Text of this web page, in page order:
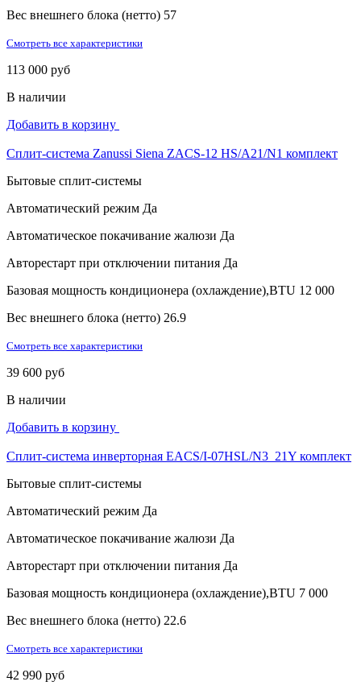
Вес внешнего блока (нетто) 57
Смотреть все характеристики
113 000 руб
В наличии
Добавить в корзину
Сплит-система Zanussi Siena ZACS-12 HS/A21/N1 комплект
Бытовые сплит-системы
Автоматический режим Да
Автоматическое покачивание жалюзи Да
Авторестарт при отключении питания Да
Базовая мощность кондиционера (охлаждение),BTU 12 000
Вес внешнего блока (нетто) 26.9
Смотреть все характеристики
39 600 руб
В наличии
Добавить в корзину
Сплит-система инверторная EACS/I-07HSL/N3_21Y комплект
Бытовые сплит-системы
Автоматический режим Да
Автоматическое покачивание жалюзи Да
Авторестарт при отключении питания Да
Базовая мощность кондиционера (охлаждение),BTU 7 000
Вес внешнего блока (нетто) 22.6
Смотреть все характеристики
42 990 руб